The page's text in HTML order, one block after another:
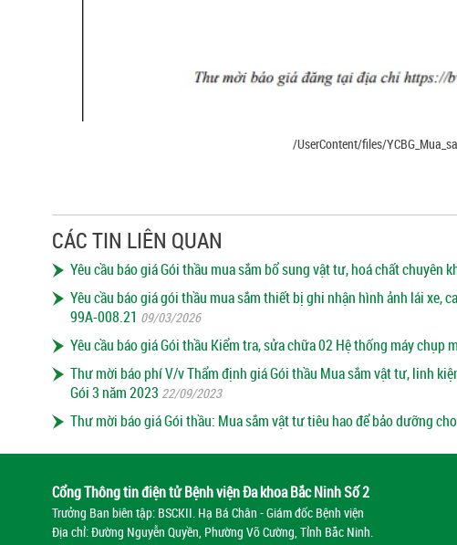
/UserContent/files/
CÁC TIN LIÊN QUAN
Yêu cầu báo giá Gói thầu mua sắm bổ sung vật tư, hoá chất chuyên
Yêu cầu báo giá gói thầu mua sắm thiết bị ghi nhận hình ảnh lái xe,
99A-008.21 09/03/2026
Yêu cầu báo giá Gói thầu Kiểm tra, sửa chữa 02 Hệ thống máy chụp
Thư mời báo phí V/v Thẩm định giá Gói thầu Mua sắm vật tư, linh
Gói 3 năm 2023 22/09/2023
Thư mời báo giá Gói thầu: Mua sắm vật tư tiêu hao để bảo dưỡng
Cổng Thông tin điện tử Bệnh viện Đa khoa Bắc Ninh Số 2
Trưởng Ban biên tập: BSCKII. Hạ Bá Chân - Giám đốc Bệnh viện
Địa chỉ: Đường Nguyễn Quyền, Phường Võ Cường, Tỉnh Bắc Ninh.